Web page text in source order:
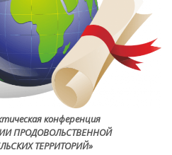
конференция
ПРОДОВОЛЬСТВЕННОЙ
ТЕРРИТОРИЙ»